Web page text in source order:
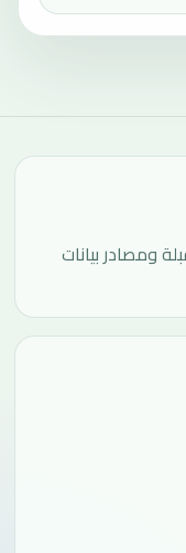
ومصادر بيانات